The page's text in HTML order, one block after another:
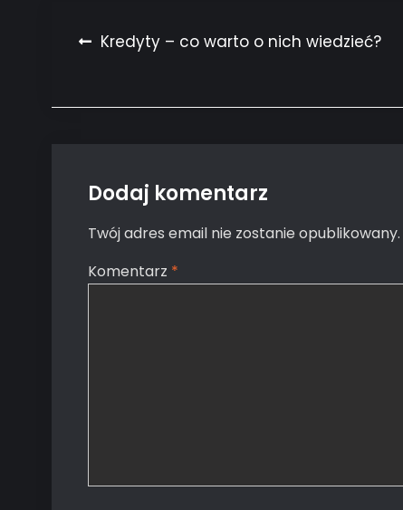
Nawigacja
Kredyty – co warto o nich wiedzieć?
Dodaj komentarz
Twój adres email nie zostanie opublikowany.
Komentarz *